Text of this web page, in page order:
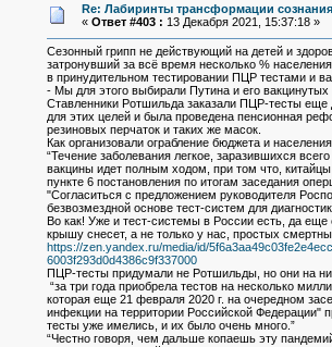
Re: Лабиринты трансформации
« Ответ #403 : 13 Декабря 2021, 15:37:18 »
Сезонный грипп не действующий на детей и
затронувший за всё время несколько %
в принудительном тестировании ПЦР тестами и
- Мы для этого выбирали Путина и его
Ставленники Ротшильда заказали ПЦР-тесты
для этих целей и была проведена пенсионная
резиновых перчаток и таких же масок.
Как организовали ограбление бюджета и
“Течение заболевания легкое, заразившихся
вакцины идет полным ходом, при том что,
пункте 6 постановления по итогам заседания
"Согласиться с предложением руководителя
безвозмездной основе тест-систем для
Во как! Уже и тест-системы в России есть, да
крышу снесет, а не только у нас, простых
https://zen.yandex.ru/media/id/
6003f293d0d4386c9f337000
ПЦР-тесты придумали не Ротшильды, но они на
“за три года приобрела тестов на несколько
которая еще 21 февраля 2020 г. на очередном
инфекции на территории Российской Федерации"
тесты уже имелись, и их было очень много.”
“Честно говоря, чем дальше копаешь эту